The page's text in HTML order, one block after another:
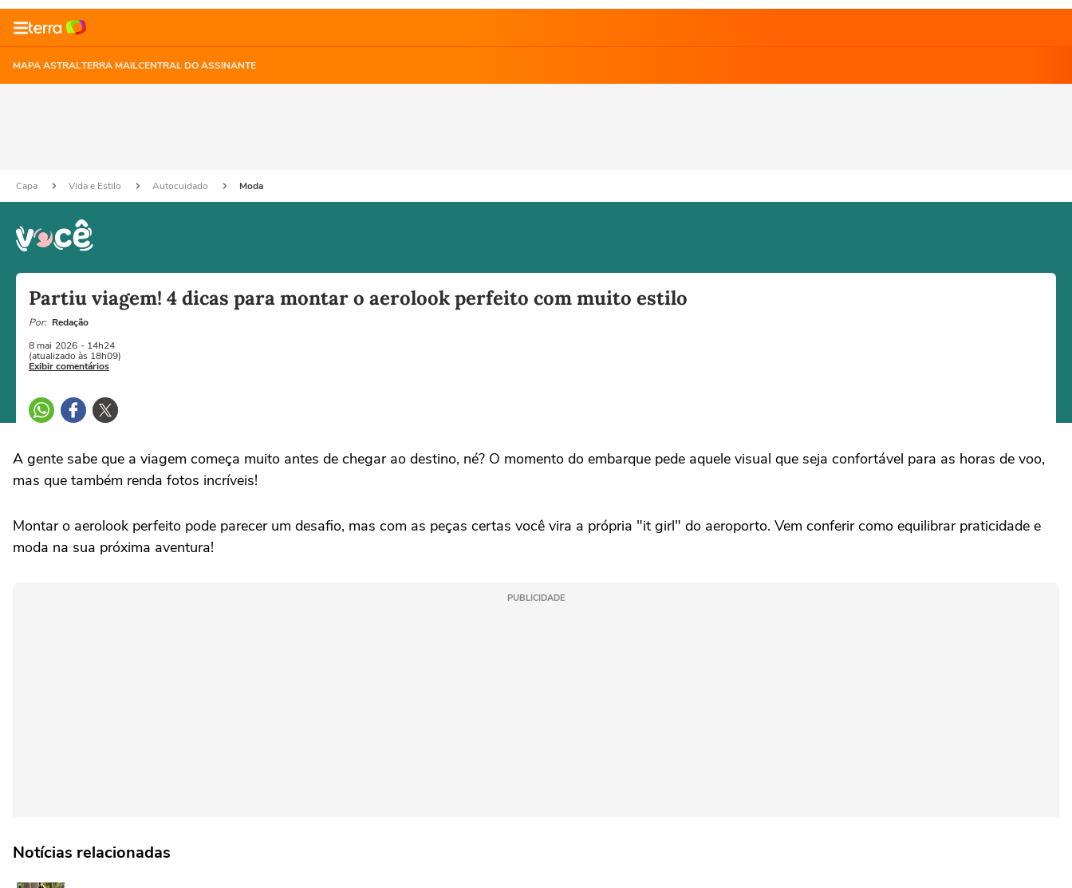
MAPA ASTRALTERRA MAILCENTRAL DO ASSINANTE
Capa Vida e Estilo Autocuidado Moda
Partiu viagem! 4 dicas para montar o aerolook perfeito com muito estilo
Por: Redação
8 mai 2026 - 14h24
(atualizado às 18h09)
Exibir comentários
A gente sabe que a viagem começa muito antes de chegar ao destino, né? O momento do embarque pede aquele visual que seja confortável para as horas de voo,
mas que também renda fotos incríveis!
Montar o aerolook perfeito pode parecer um desafio, mas com as peças certas você vira a própria "it girl" do aeroporto. Vem conferir como equilibrar praticidade e
moda na sua próxima aventura!
PUBLICIDADE
Notícias relacionadas